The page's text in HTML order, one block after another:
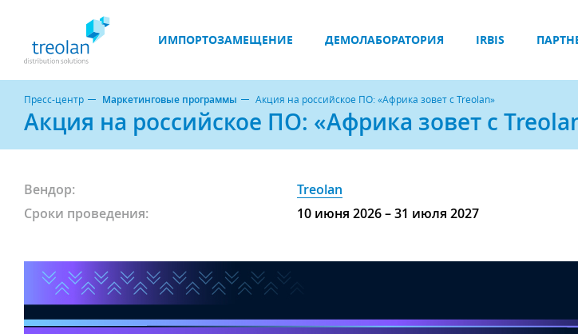
ИМПОРТОЗАМЕЩЕНИЕ ДЕМОЛАБОРАТОРИЯ IRBIS
Пресс-центр Маркетинговые программы Акция на российское ПО: «Африка зовет с Treolan»
Акция на российское ПО: «Африка зовет с
Вендор:
Treolan
Сроки проведения:
10 июня 2026 – 31 июля 2027